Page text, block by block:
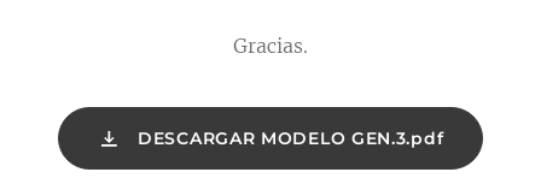
Gracias.
DESCARGAR MODELO GEN.3.pdf